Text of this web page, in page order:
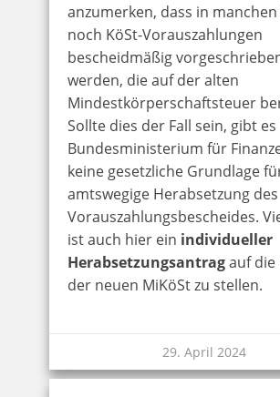
anzumerken, dass in manchen
noch KöSt-Vorauszahlungen
bescheidmäßig
werden, die auf der alten
Mindestkörperschaftsteuer
Sollte dies der Fall sein, gibt
Bundesministerium für
keine gesetzliche Grundlage
amtswegige Herabsetzung des
Vorauszahlungsbescheides.
ist auch hier ein individueller
Herabsetzungsantragauf die
der neuen MiKöSt zu stellen.
29. April 2024